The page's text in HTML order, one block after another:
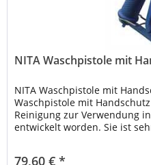
NITA Waschpistole mit
NITA Waschpistole mit
Waschpistole mit
Reinigung zur Verwendung
entwickelt worden. Sie ist
79,60 € *